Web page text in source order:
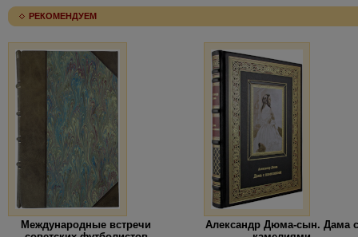
РЕКОМЕНДУЕМ
Международные встречи
Александр Дюма-сын. Дама с